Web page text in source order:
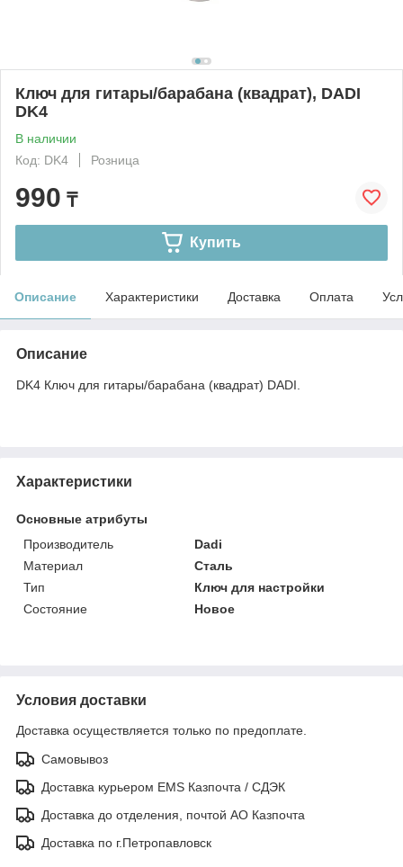
Ключ для гитары/барабана (квадрат), DADI
DK4
В наличии
Код: DK4
Розница
990 ₸
Купить
Описание Характеристики Доставка Оплата
Описание
DK4 Ключ для гитары/барабана (квадрат) DADI.
Характеристики
Основные атрибуты
Производитель
Dadi
Материал
Сталь
Тип
Ключ для настройки
Состояние
Новое
Условия доставки
Доставка осуществляется только по предоплате.
Самовывоз
Доставка курьером EMS Казпочта / СДЭК
Доставка до отделения, почтой АО Казпочта
Доставка по г.Петропавловск